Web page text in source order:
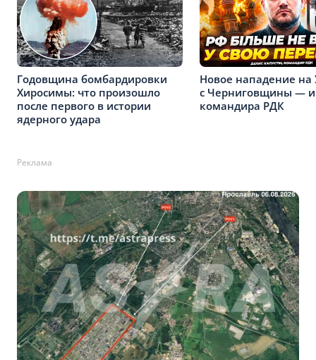
Годовщина бомбардировки
Хиросимы: что произошло
после первого в истории
ядерного удара
Новое нападение на
с Черниговщины —
командира РДК
Реклама